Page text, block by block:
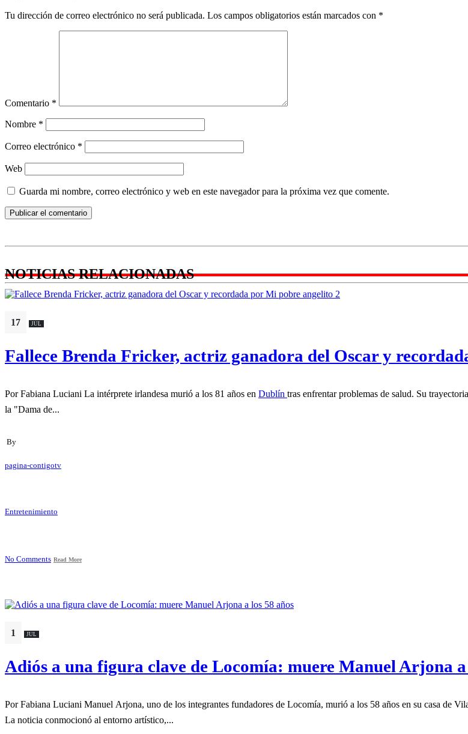
Tu dirección de correo electrónico no será publicada. Los campos obligatorios están marcados con *
Comentario *
Nombre *
Correo electrónico *
Web
Guarda mi nombre, correo electrónico y web en este navegador para la próxima vez que comente.
NOTICIAS RELACIONADAS
17 JUL
Fallece Brenda Fricker, actriz ganadora del Oscar y
Por Fabiana Luciani La intérprete irlandesa murió a los 81 años en Dublín tras enfrentar problemas de salud. Su
la "Dama de...
By
pagina-contigotv
Entretenimiento
No Comments Read More
1 JUL
Adiós a una figura clave de Locomía: muere Manuel Arjona a
Por Fabiana Luciani Manuel Arjona, uno de los integrantes fundadores de Locomía, murió a los 58 años en su casa de
La noticia conmocionó al entorno artístico,...